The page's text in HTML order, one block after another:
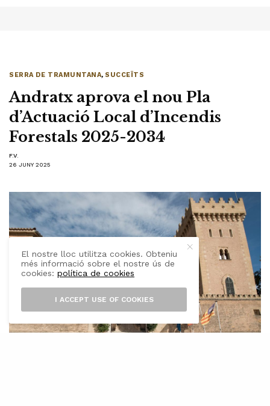
SERRA DE TRAMUNTANA, SUCCEÏTS
Andratx aprova el nou Pla
d’Actuació Local d’Incendis
Forestals 2025-2034
F.V.
26 JUNY 2025
El nostre lloc utilitza cookies. Obteniu
més informació sobre el nostre ús de
cookies:política de cookies
I ACCEPT USE OF COOKIES